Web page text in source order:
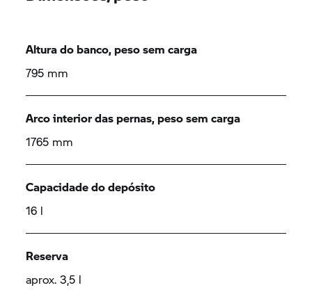
Altura do banco, peso sem carga
795 mm
Arco interior das pernas, peso sem carga
1765 mm
Capacidade do depósito
16 l
Reserva
aprox. 3,5 l